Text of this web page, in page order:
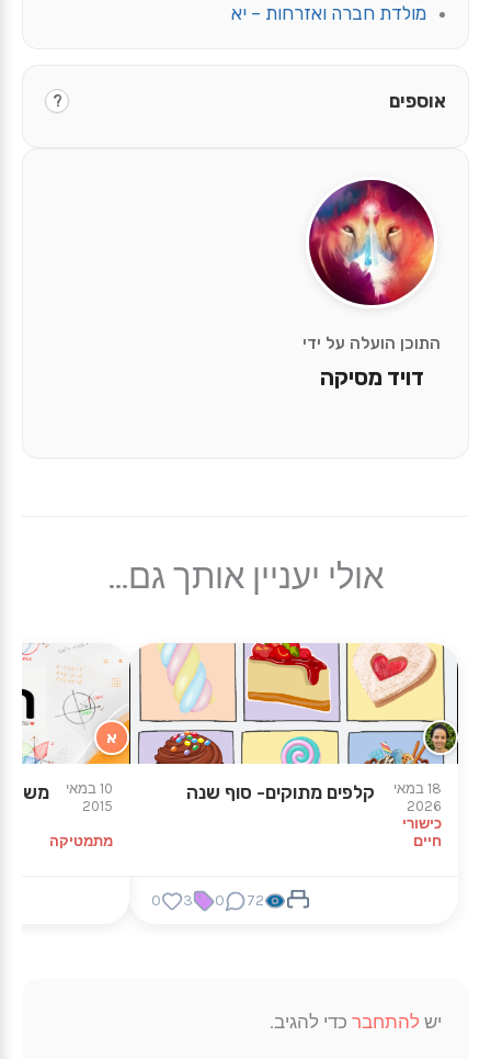
התוכן הועלה על ידי
דויד מסיקה
מולדת חברה ואזרחות – יא
אוספים ?
אולי יעניין אותך גם...
18 במאי
2026
כישורי
חיים
קלפים מתוקים- סוף שנה
72
0
3
0
א
10 במאי
2015
מתמטיקה
משפט
יש להתחבר כדי להגיב.